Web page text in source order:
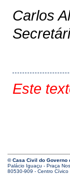
Carlos
Este
© Casa Civil do Governo
Palácio Iguaçu - Praça
80530-909 - Centro Cívico